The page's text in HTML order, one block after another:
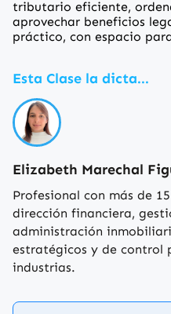
tributario eficiente,
aprovechar beneficios
práctico, con espacio
Esta Clase la dicta...
Elizabeth Marechal
Profesional con más de
dirección financiera,
administración
estratégicos y de control
industrias.